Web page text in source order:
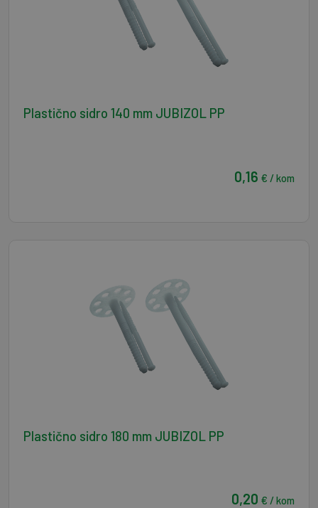
Plastično sidro 140 mm JUBIZOL PP
0,16 € / kom
Plastično sidro 180 mm JUBIZOL PP
0,20 € / kom